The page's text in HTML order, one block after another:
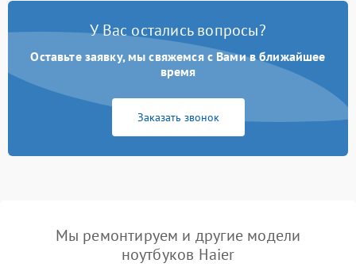
У Вас остались вопросы?
Оставьте заявку, мы свяжемся с Вами в ближайшее
время
Заказать звонок
Мы ремонтируем и другие модели
ноутбуков Haier